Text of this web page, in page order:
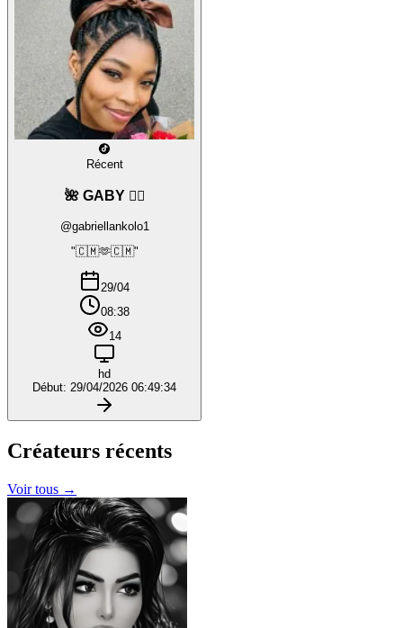
Récent
🌺 GABY ❤️‍🔥
@gabriellankolo1
"🇨🇲🫶🇨🇲"
29/04
08:38
14
hd
Début: 29/04/2026 06:49:34
Créateurs récents
Voir tous →